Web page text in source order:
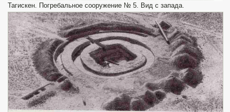
Тагискен. Погребальное сооружение № 5. Вид с запада.